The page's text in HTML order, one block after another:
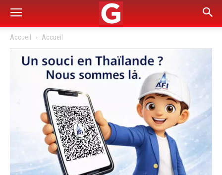
Accueil Accueil